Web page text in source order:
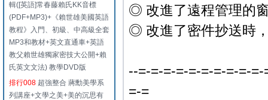
輯([英語]常春藤賴氏KK音標
(PDF+MP3)+《賴世雄美國英語
教程》入門、初級、中高級全套
MP3和教材+英文直通車+英語
教父賴世雄獨家密技大公開+賴
氏英文文法) 教學DVD版
排行008 超強整合 蔣勳美學系
列講座+文學之美+美的沉思有
◎ 改進了遠程管理的
◎ 改進了密件抄送時
--=-=-=-=-=-=-=-=-=-
=-=